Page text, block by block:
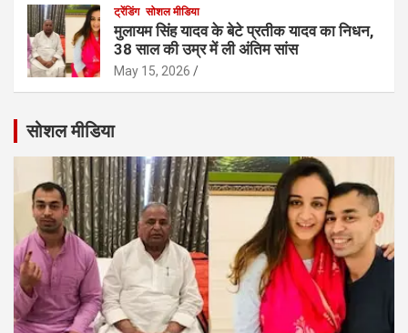
ट्रेंडिंग सोशल मीडिया
मुलायम सिंह यादव के बेटे प्रतीक यादव का निधन,
38 साल की उम्र में ली अंतिम सांस
May 15, 2026
सोशल मीडिया